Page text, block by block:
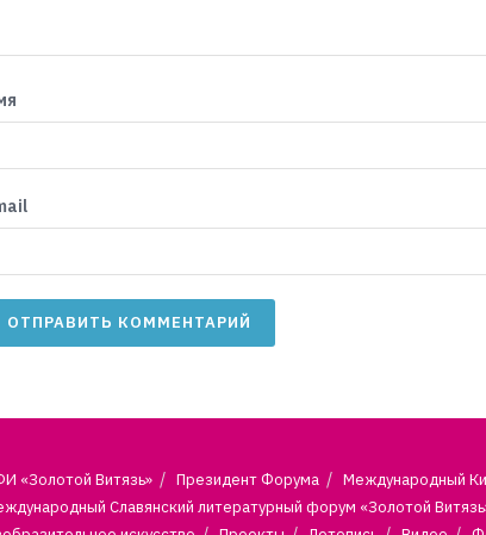
«Золотой Витязь» Президент Форума Международный
Славянский литературный форум «Золотой